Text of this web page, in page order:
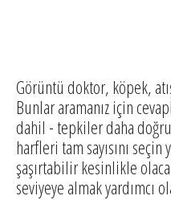
Görüntü doktor, köpek,
Bunlar aramanız için
dahil - tepkiler daha
harfleri tam sayısını
şaşırtabilir kesinlikle
seviyeye almak yardımcı